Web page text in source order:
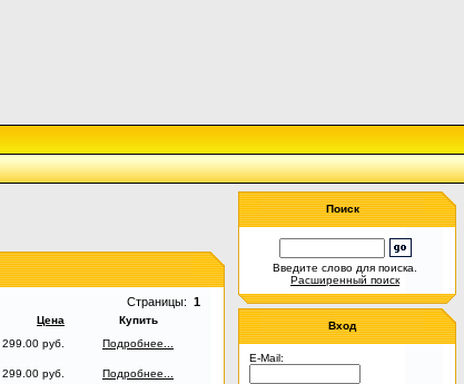
Страницы: 1
Цена
Купить
299.00 руб.
Подробнее...
299.00 руб. Подробнее...
Поиск
Введите слово для поиска.
Расширенный поиск
Вход
E-Mail: